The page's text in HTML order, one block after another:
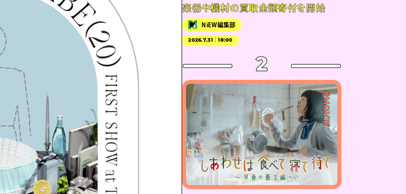
楽器や機材の買取金額寄付を開始
NiEW編集部
2026.7.31｜18:00
2
#MOVIE